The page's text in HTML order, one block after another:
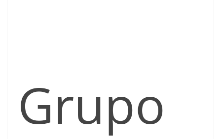
Grupo